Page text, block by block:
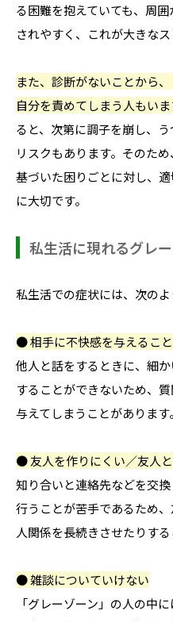
る困難を抱えていても、周
されやすく、これが大きなス
また、診断がないことから
自分を責めてしまう人もいま
ると、次第に調子を崩し、
リスクもあります。そのた
基づいた困りごとに対し、
に大切です。
私生活に現れるグレ
私生活での症状には、次のよ
● 相手に不快感を与えるこ
他人と話をするときに、細
することができないため、
与えてしまうことがあります。
● 友人を作りにくい／友人
知り合いと連絡先などを交
行うことが苦手であるため
人関係を長続きさせたりす
● 雑談についていけない
「グレーゾーン」の人の中